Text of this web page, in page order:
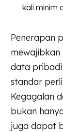
kali minim
Penerapan
mewajibkan
data pribadi
standar
Kegagalan
bukan
juga dapat